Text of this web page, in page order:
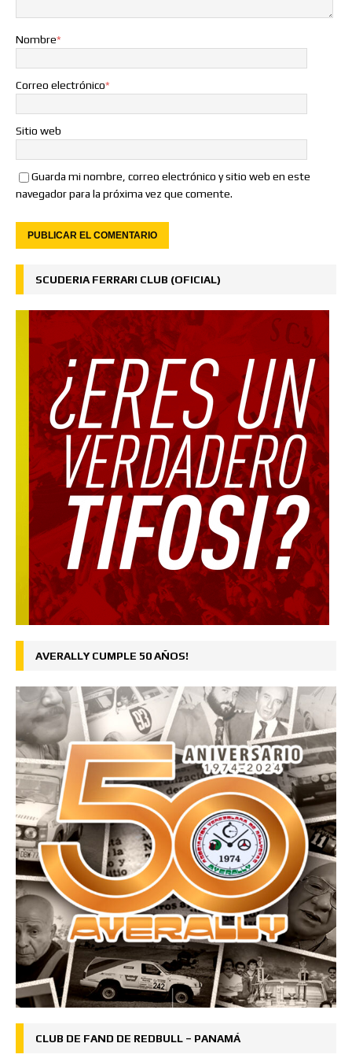
Nombre*
Correo electrónico*
Sitio web
Guarda mi nombre, correo electrónico y sitio web en este
navegador para la próxima vez que comente.
SCUDERIA FERRARI CLUB (OFICIAL)
AVERALLY CUMPLE 50 AÑOS!
CLUB DE FAND DE REDBULL – PANAMÁ